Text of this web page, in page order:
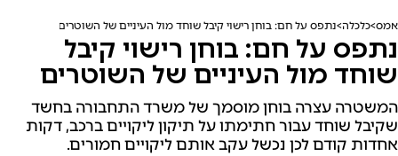
אמס כלכלה נתפס על חם: בוחן רישוי קיבל שוחד מול העיניים של השוטרים
נתפס על חם: בוחן רישוי קיבל
שוחד מול העיניים של השוטרים
המשטרה עצרה בוחן מוסמך של משרד התחבורה בחשד
שקיבל שוחד עבור חתימתו על תיקון ליקויים ברכב, דקות
אחדות קודם לכן נכשל עקב אותם ליקויים חמורים.